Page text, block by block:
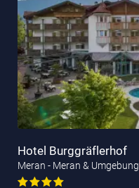
Hotel Burggräflerhof
Meran - Meran & Umgebung